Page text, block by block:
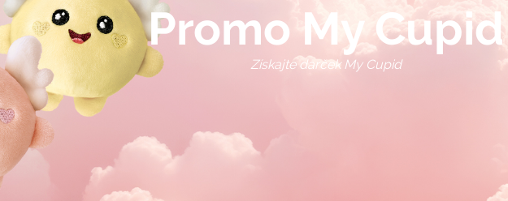
Promo My Cupid
Získajte darček My Cupid